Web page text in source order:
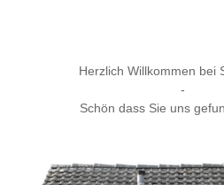
Herzlich Willkommen bei
-
Schön dass Sie uns